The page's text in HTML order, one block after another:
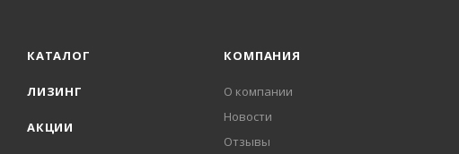
КАТАЛОГ
ЛИЗИНГ
АКЦИИ
КОМПАНИЯ
О компании
Новости
Отзывы